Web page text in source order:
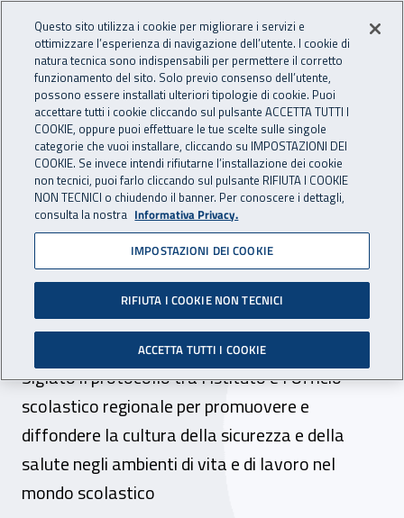
INAIL - Istituto Nazionale
Apri cerca
Navigazione principale
Navigazione - Ti trovi in:
Home Inail comunica News
03 febbraio 2023
Più sicurezza nelle scuole
siciliane, firmata l’intesa tra
Inail e Usr
Siglato il protocollo tra l’Istituto e l’Ufficio
scolastico regionale per promuovere e
diffondere la cultura della sicurezza e della
salute negli ambienti di vita e di lavoro nel
mondo scolastico
Questo sito utilizza i cookie per migliorare i servizi e
ottimizzare l’esperienza di navigazione dell’utente. I cookie di
natura tecnica sono indispensabili per permettere il corretto
funzionamento del sito. Solo previo consenso dell’utente,
possono essere installati ulteriori tipologie di cookie. Puoi
accettare tutti i cookie cliccando sul pulsante ACCETTA TUTTI I
COOKIE, oppure puoi effettuare le tue scelte sulle singole
categorie che vuoi installare, cliccando su IMPOSTAZIONI DEI
COOKIE. Se invece intendi rifiutarne l’installazione dei cookie
non tecnici, puoi farlo cliccando sul pulsante RIFIUTA I COOKIE
NON TECNICI o chiudendo il banner. Per conoscere i dettagli,
consulta la nostra Informativa Privacy.
IMPOSTAZIONI DEI COOKIE
RIFIUTA I COOKIE NON TECNICI
ACCETTA TUTTI I COOKIE